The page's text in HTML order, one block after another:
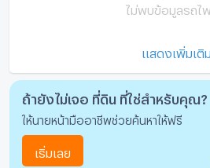
ห้องซาวน่า
ไม่พบข้อมูลรถไ
แสดงเพิ่มเติม
ถ้ายังไม่เจอ ที่ดิน ที่ใช่สำหรับคุณ?
ให้นายหน้ามืออาชีพช่วยค้นหาให้ฟรี
เริ่มเลย